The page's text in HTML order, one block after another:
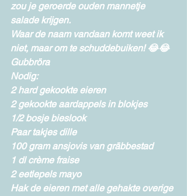
zou je geroerde ouden mannetje
salade krijgen.
Waar de naam vandaan komt weet ik
niet, maar om te schuddebuiken! 😂😂
Gubbröra
Nodig:
2 hard gekookte eieren
2 gekookte aardappels in blokjes
1/2 bosje bieslook
Paar takjes dille
100 gram ansjovis van gräbbestad
1 dl crème fraise
2 eetlepels mayo
Hak de eieren met alle gehakte overige